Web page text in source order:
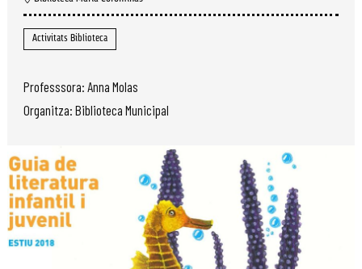
Activitats Biblioteca
Professsora: Anna Molas
Organitza: Biblioteca Municipal